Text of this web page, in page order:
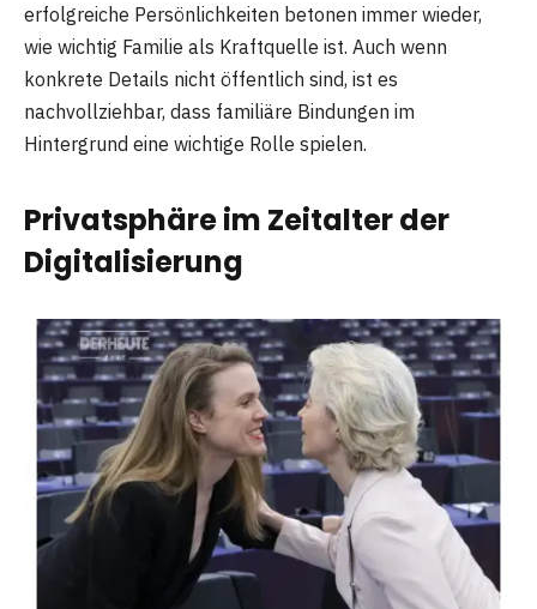
erfolgreiche Persönlichkeiten betonen immer wieder,
wie wichtig Familie als Kraftquelle ist. Auch wenn
konkrete Details nicht öffentlich sind, ist es
nachvollziehbar, dass familiäre Bindungen im
Hintergrund eine wichtige Rolle spielen.
Privatsphäre im Zeitalter der
Digitalisierung